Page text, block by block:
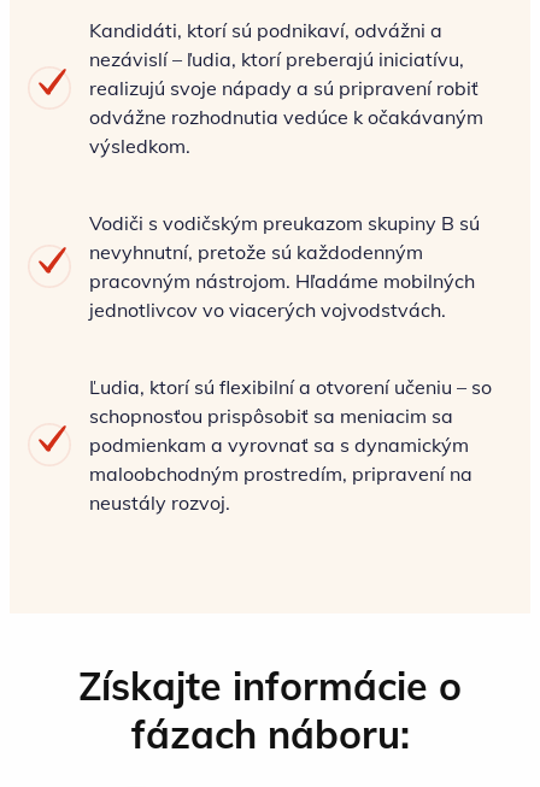
Kandidáti, ktorí sú podnikaví, odvážni a
nezávislí – ľudia, ktorí preberajú iniciatívu,
realizujú svoje nápady a sú pripravení robiť
odvážne rozhodnutia vedúce k očakávaným
výsledkom.
Vodiči s vodičským preukazom skupiny B sú
nevyhnutní, pretože sú každodenným
pracovným nástrojom. Hľadáme mobilných
jednotlivcov vo viacerých vojvodstvách.
Ľudia, ktorí sú flexibilní a otvorení učeniu – so
schopnosťou prispôsobiť sa meniacim sa
podmienkam a vyrovnať sa s dynamickým
maloobchodným prostredím, pripravení na
neustály rozvoj.
Získajte informácie o
fázach náboru: